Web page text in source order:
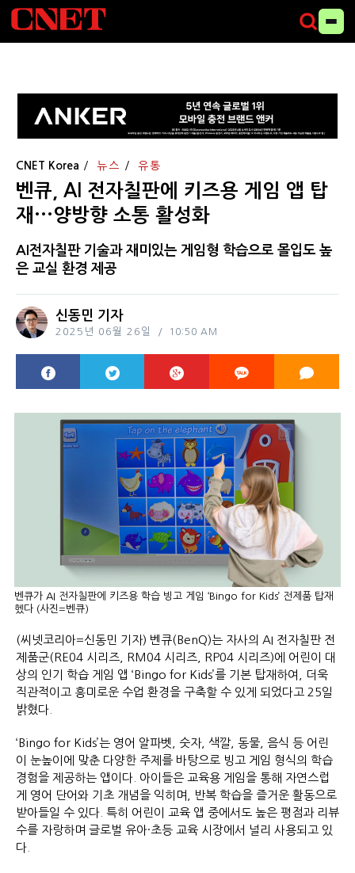
CNET Korea 뉴스 유통
벤큐, AI 전자칠판에 키즈용 게임 앱 탑
재···양방향 소통 활성화
AI전자칠판 기술과 재미있는 게임형 학습으로 몰입도 높
은 교실 환경 제공
신동민 기자
2025년 06월 26일 10:50 AM
벤큐가 AI 전자칠판에 키즈용 학습 빙고 게임 ‘Bingo for Kids’ 전제품 탑재
헸다 (사진=벤큐)
(씨넷코리아=신동민 기자) 벤큐(BenQ)는 자사의 AI 전자칠판 전
제품군(RE04 시리즈, RM04 시리즈, RP04 시리즈)에 어린이 대
상의 인기 학습 게임 앱 ‘Bingo for Kids’를 기본 탑재하여, 더욱
직관적이고 흥미로운 수업 환경을 구축할 수 있게 되었다고 25일
밝혔다.
‘Bingo for Kids’는 영어 알파벳, 숫자, 색깔, 동물, 음식 등 어린
이 눈높이에 맞춘 다양한 주제를 바탕으로 빙고 게임 형식의 학습
경험을 제공하는 앱이다. 아이들은 교육용 게임을 통해 자연스럽
게 영어 단어와 기초 개념을 익히며, 반복 학습을 즐거운 활동으로
받아들일 수 있다. 특히 어린이 교육 앱 중에서도 높은 평점과 리뷰
수를 자랑하며 글로벌 유아·초등 교육 시장에서 널리 사용되고 있
다.